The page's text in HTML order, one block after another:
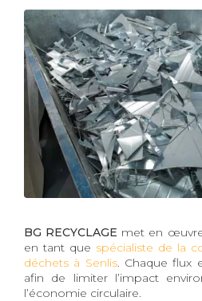
BG RECYCLAGE met en
en tant que spécialiste de la
déchets à Senlis. Chaque flux
afin de limiter l’impact
l’économie circulaire.